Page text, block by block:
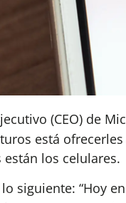
(CEO) de
está
los celulares.
siguiente: “Hoy